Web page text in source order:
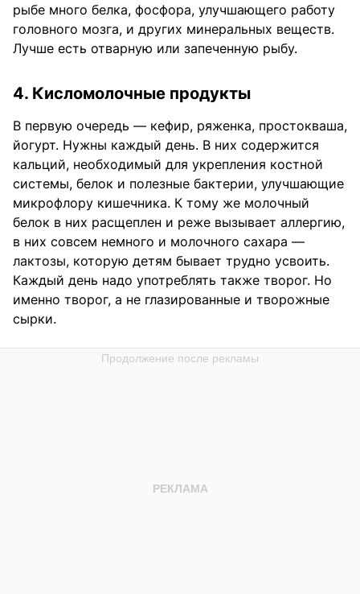
рыбе много белка, фосфора, улучшающего работу
головного мозга, и других минеральных веществ.
Лучше есть отварную или запеченную рыбу.
4. Кисломолочные продукты
В первую очередь — кефир, ряженка, простокваша,
йогурт. Нужны каждый день. В них содержится
кальций, необходимый для укрепления костной
системы, белок и полезные бактерии, улучшающие
микрофлору кишечника. К тому же молочный
белок в них расщеплен и реже вызывает аллергию,
в них совсем немного и молочного сахара —
лактозы, которую детям бывает трудно усвоить.
Каждый день надо употреблять также творог. Но
именно творог, а не глазированные и творожные
сырки.